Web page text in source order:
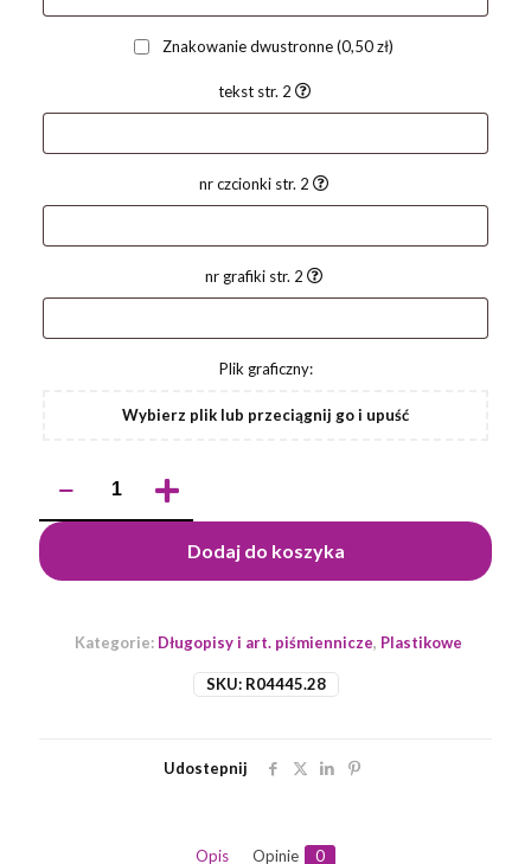
Znakowanie dwustronne(0,50 zł)
tekst str. 2
nr czcionki str. 2
nr grafiki str. 2
Plik graficzny:
Wybierz plik lub przeciągnij go i upuść
Długopis
jasny
niebieski
Dodaj do koszyka
SKU: R04445.28
Kategorie: Długopisy i art. piśmiennicze, Plastikowe
Udostepnij
Opis Opinie 0